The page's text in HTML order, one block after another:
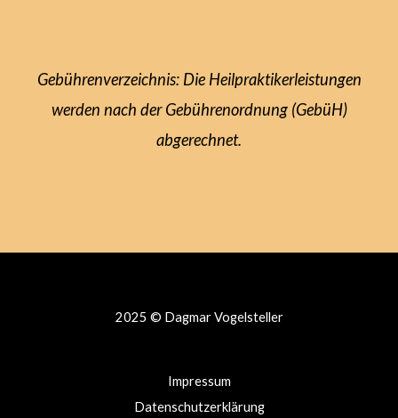
2014・Fachausbildung Hypnose
Therapie (Erfurt)
2015・Mini Compact Tai Chi
2016・Blockaden und Ängste
Gebührenverzeichnis: Die Heilpraktikerleistungen
werden nach der Gebührenordnung (GebüH)
abgerechnet.
2025 © Dagmar Vogelsteller
Impressum
Datenschutzerklärung